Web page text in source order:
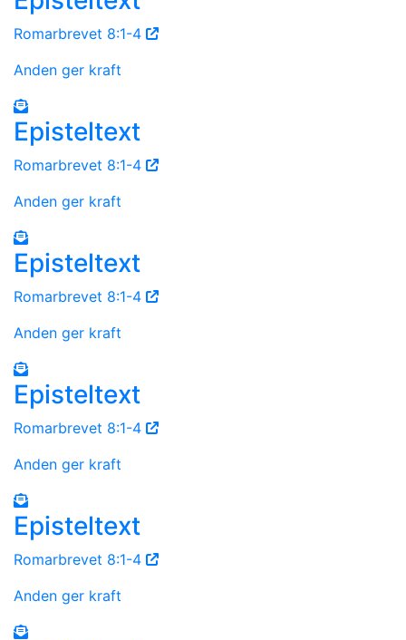
Romarbrevet 8:1-4
Anden ger kraft
Episteltext
Romarbrevet 8:1-4
Anden ger kraft
Episteltext
Romarbrevet 8:1-4
Anden ger kraft
Episteltext
Romarbrevet 8:1-4
Anden ger kraft
Episteltext
Romarbrevet 8:1-4
Anden ger kraft